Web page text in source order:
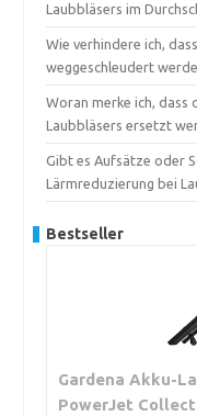
Laubbläsers im
Wie verhindere ich,
weggeschleudert
Woran merke ich, dass
Laubbläsers ersetzt
Gibt es Aufsätze oder
Lärmreduzierung bei
Bestseller
Gardena Akku-
PowerJet Collect